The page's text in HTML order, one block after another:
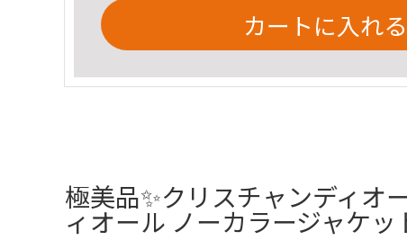
カートに入れる
極美品✨クリスチャンディオ
ィオール ノーカラージャケ